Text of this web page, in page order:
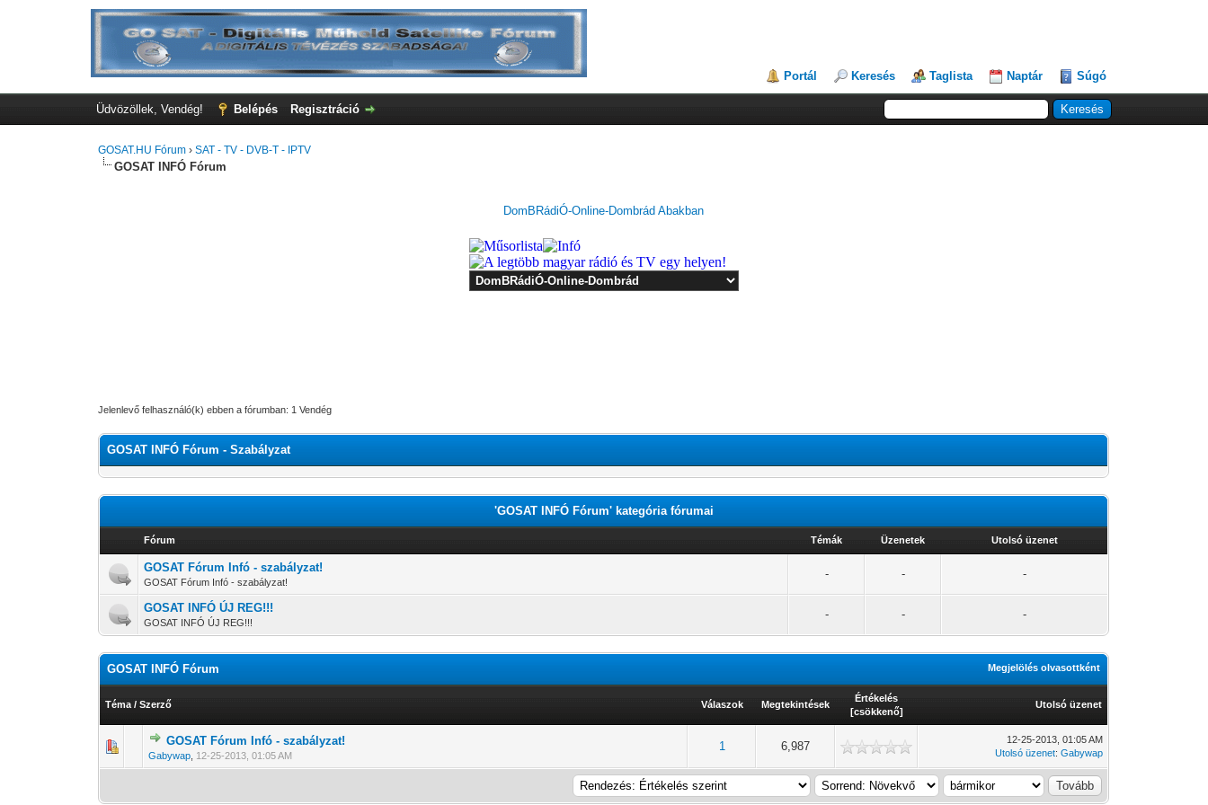
Portál Keresés Taglista Naptár Súgó
Üdvözöllek, Vendég! Belépés Regisztráció
GOSAT.HU Fórum ›SAT - TV - DVB-T - IPTV
GOSAT INFÓ Fórum
DomBRádiÓ-Online-Dombrád Abakban
Jelenlevő felhasználó(k) ebben a fórumban: 1 Vendég
GOSAT INFÓ Fórum - Szabályzat
'GOSAT INFÓ Fórum' kategória fórumai
Fórum Témák Üzenetek Utolsó üzenet
GOSAT Fórum Infó - szabályzat!
GOSAT Fórum Infó - szabályzat!
- - -
GOSAT INFÓ ÚJ REG!!!
GOSAT INFÓ ÚJ REG!!!
- - -
Megjelölés olvasottként
GOSAT INFÓ Fórum
Téma /Szerző Válaszok Megtekintések
Értékelés
[csökkenő]
Utolsó üzenet
GOSAT Fórum Infó - szabályzat!
Gabywap 12-25-2013, 01:05 AM
1 6,987
0 Szavazat - 0 / 5 átlagban
12-25-2013, 01:05 AM
Utolsó üzenet:Gabywap